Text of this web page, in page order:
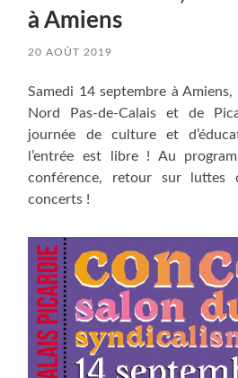
à Amiens
20 AOÛT 2019
Samedi 14 septembre à
Nord Pas-de-Calais et de
journée de culture et
l’entrée est libre ! Au
conférence, retour sur
concerts !